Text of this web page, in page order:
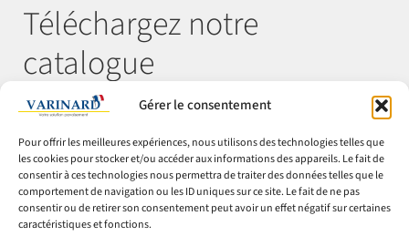
Gérer le consentement
Pour offrir les meilleures expériences, nous utilisons des technologies telles que
les cookies pour stocker et/ou accéder aux informations des appareils. Le fait de
consentir à ces technologies nous permettra de traiter des données telles que le
comportement de navigation ou les ID uniques sur ce site. Le fait de ne pas
consentir ou de retirer son consentement peut avoir un effet négatif sur certaines
caractéristiques et fonctions.
Téléchargez notre
catalogue
© Varinard 2026